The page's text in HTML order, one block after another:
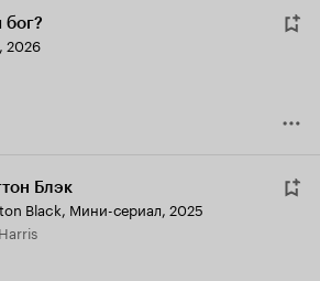
бог?
, 2026
Блэк
Black, Мини-сериал, 2025